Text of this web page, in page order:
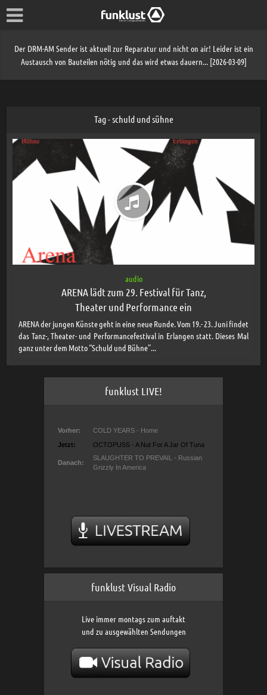
Der DRM-AM Sender ist aktuell zur Reparatur und nicht on air! Leider ist ein
Austausch von Bauteilen nötig und das wird etwas dauern... [2026-03-09]
Tag - schuld und sühne
audio
ARENA lädt zum 29. Festival für Tanz,
Theater und Performance ein
ARENA der jungen Künste geht in eine neue Runde. Vom 19.- 23. Juni findet
das Tanz-, Theater- und Performancefestival in Erlangen statt. Dieses Mal
ganz unter dem Motto “Schuld und Bühne”...
funklust LIVE!
funklust Visual Radio
Live immer montags zum auftakt
und zu ausgewählten Sendungen